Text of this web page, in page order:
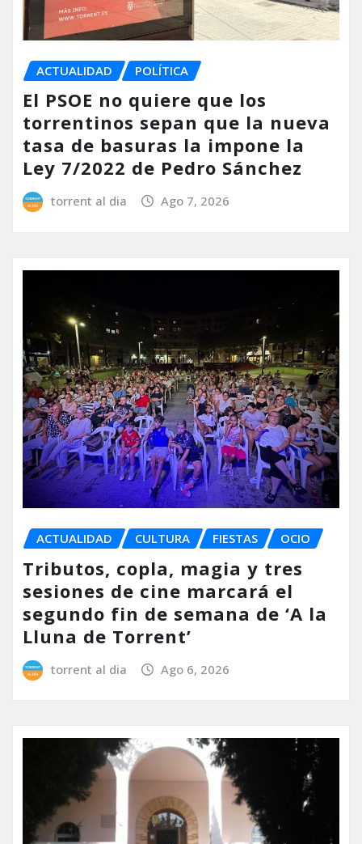
ACTUALIDAD POLÍTICA
El PSOE no quiere que los
torrentinos sepan que la nueva
tasa de basuras la impone la
Ley 7/2022 de Pedro Sánchez
torrent al dia Ago 7, 2026
ACTUALIDAD CULTURA FIESTAS OCIO
Tributos, copla, magia y tres
sesiones de cine marcará el
segundo fin de semana de ‘A la
Lluna de Torrent’
torrent al dia Ago 6, 2026